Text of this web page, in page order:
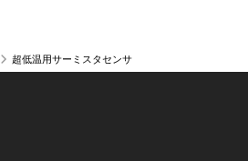
超低温用サーミスタセンサ